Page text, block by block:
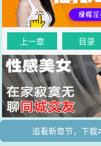
上一章 目录
追看新章节，下载